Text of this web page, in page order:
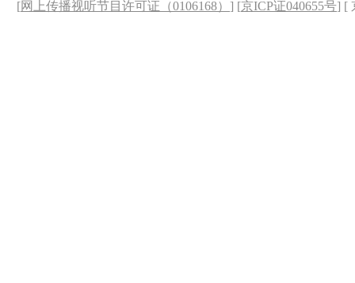
[网上传播视听节目许可证（0106168） ] [京ICP证040655号] [